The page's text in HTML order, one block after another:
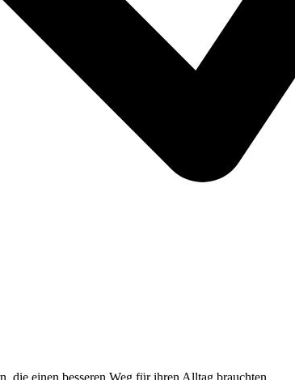
die einen besseren Weg für ihren Alltag brauchten.